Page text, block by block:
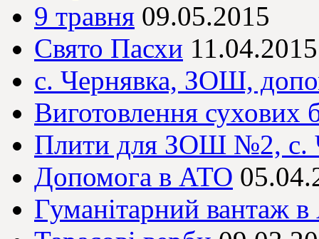
9 травня 09.05.2015
Свято Пасхи 11.04.2015
с. Чернявка, ЗОШ,
Виготовлення
Плити для ЗОШ №2, с.
Допомога в АТО
Гуманітарний вантаж